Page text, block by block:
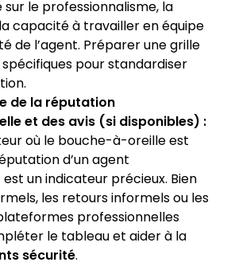
sur le professionnalisme, la
capacité à travailler en équipe
de l’agent. Préparer une grille
pour standardiser
de la réputation
et des avis (si disponibles) :
où le bouche-à-oreille est
d’un agent
un indicateur précieux. Bien
les retours informels ou les
professionnelles
le tableau et aider à la
sécurité.